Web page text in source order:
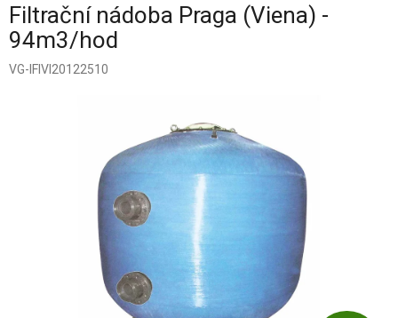
Filtrační nádoba Praga (Viena) -
94m3/hod
VG-IFIVI20122510